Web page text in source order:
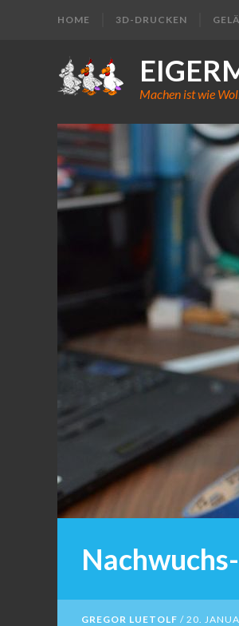
HOME 3D-DRUCKEN
Machen ist wie
GREGOR LUETOLF / 20.